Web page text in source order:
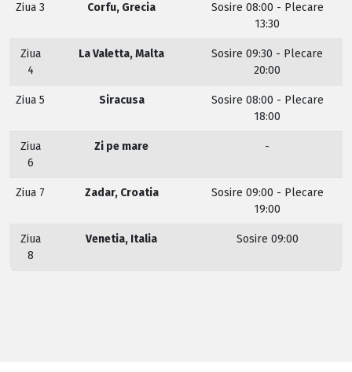
Ziua 3 Corfu, Grecia
Sosire 08:00 - Plecare
13:30
Ziua
4
La Valetta, Malta
Sosire 09:30 - Plecare
20:00
Ziua 5 Siracusa
Sosire 08:00 - Plecare
18:00
Ziua
6
Zi pe mare -
Ziua 7 Zadar, Croatia
Sosire 09:00 - Plecare
19:00
Ziua
8
Venetia, Italia Sosire 09:00